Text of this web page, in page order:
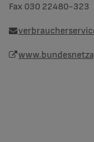
Fax 030 22480-323